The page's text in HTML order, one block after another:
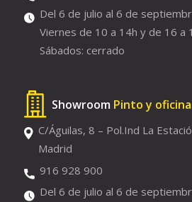
Del 6 de julio al 6 de
Viernes de 10 a 14h y de 16 a
Sábados: cerrado
Showroom Pinto y
C/Águilas, 8 – Pol.Ind La
Madrid
916 928 900
Del 6 de julio al 6 de